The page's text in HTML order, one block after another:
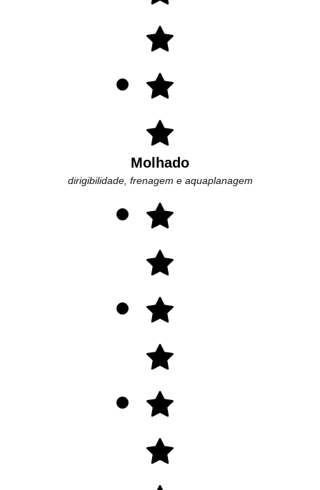
Molhado
dirigibilidade, frenagem e aquaplanagem